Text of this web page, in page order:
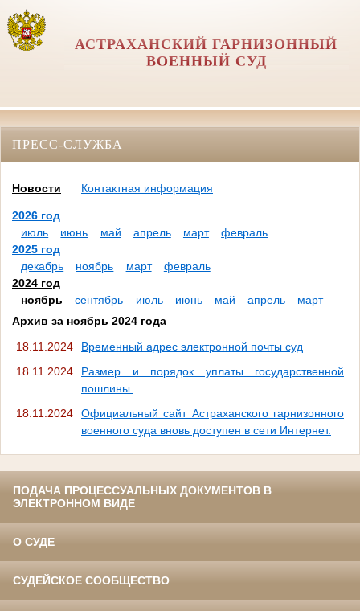
АСТРАХАНСКИЙ ГАРНИЗОННЫЙ
ВОЕННЫЙ СУД
ПРЕСС-СЛУЖБА
Новости Контактная информация
2026 год
июль
июнь май апрель март
февраль
2025 год
декабрь
ноябрь март
февраль
2024 год
ноябрь
сентябрь июль июнь май апрель
март
Архив за ноябрь 2024 года
18.11.2024
Временный адрес электронной почты суд
18.11.2024
Размер и порядок уплаты государственной
пошлины.
18.11.2024
Официальный сайт Астраханского гарнизонного
военного суда вновь доступен в сети Интернет.
ПОДАЧА ПРОЦЕССУАЛЬНЫХ ДОКУМЕНТОВ В
ЭЛЕКТРОННОМ ВИДЕ
О СУДЕ
СУДЕЙСКОЕ СООБЩЕСТВО